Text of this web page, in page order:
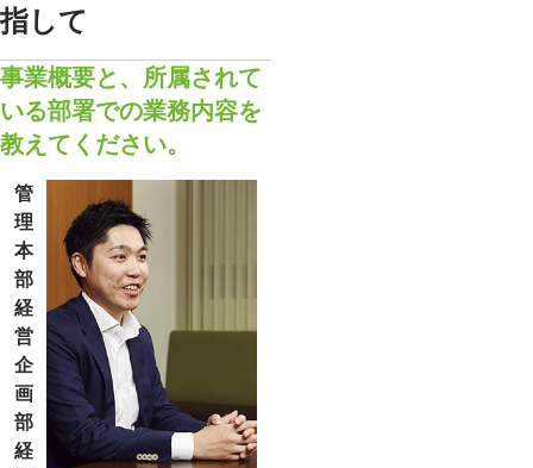
指して
事業概要と、所属されて
いる部署での業務内容を
教えてください。
管
理
本
部
経
営
企
画
部
経